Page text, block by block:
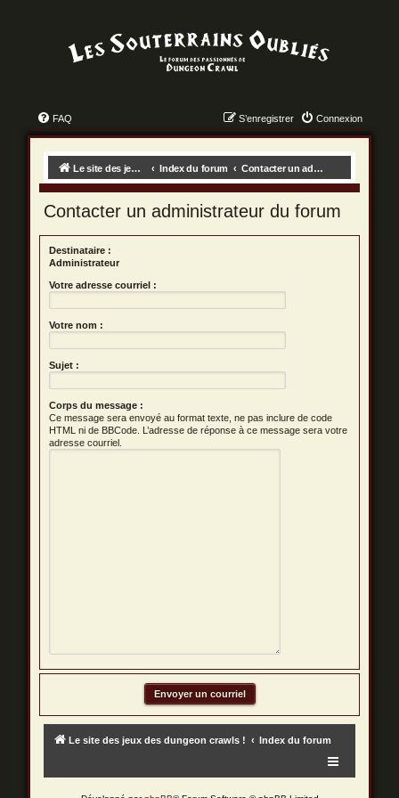
FAQ Connexion
S’enregistrer
Le site des jeux des dungeon crawls ! Index du forum Contacter un administrateur du forum
Contacter un administrateur du forum
Destinataire :
Administrateur
Votre adresse courriel :
Votre nom :
Sujet :
Corps du message :
Ce message sera envoyé au format texte, ne pas inclure de code
HTML ni de BBCode. L’adresse de réponse à ce message sera votre
adresse courriel.
Le site des jeux des dungeon crawls ! Index du forum